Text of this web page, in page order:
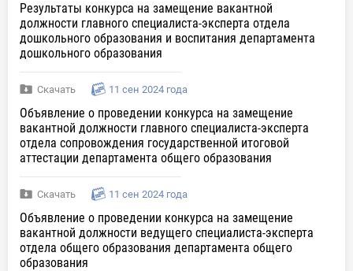
Результаты конкурса на замещение вакантной
должности главного специалиста-эксперта отдела
дошкольного образования и воспитания департамента
дошкольного образования
Скачать 11 сен 2024 года
Объявление о проведении конкурса на замещение
вакантной должности главного специалиста-эксперта
отдела сопровождения государственной итоговой
аттестации департамента общего образования
Скачать 11 сен 2024 года
Объявление о проведении конкурса на замещение
вакантной должности ведущего специалиста-эксперта
отдела общего образования департамента общего
образования